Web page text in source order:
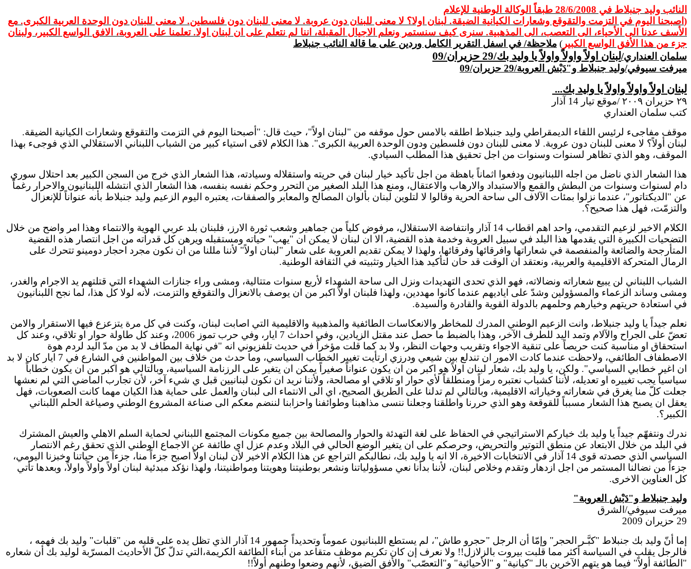
النائب وليد جنبلاط في 28/6/2008 طبقاً الوكالة الوطنية للإعلام
( اصبحنا اليوم في التزمت والتقوقع وشعارات الكيانية الضيقة. لبنان اولا؟ لا معنى للبنان دون عروبة. لا معنى للبنان دون فلسطين. لا معنى للبنان دون الوحدة العربية الكبرى. مع
الأسف عدنا الى الأحياء، الى التعصب، الى المذهبية. سنرى كيف سنستمر ونعلم الاجيال المقبلة، اننا لم نتعلم على ان لبنان اولا. تعلمنا على العروبة، الافق الواسع الكبير، ولبنان
جزء من هذا الأفق الواسع الكبير ) ملاحظة/ في اسفل التقرير الكامل وردين على ما قالة النائب جنبلاط
سلمان العنداري/لبنان اولاً واولاً واولاًيا وليد بك/29 حزيران/09
ميرفت سيوفي/وليد جنبلاط و"دَبْش العروبة/29 حزيران/09
لبنان اولاً واولاً واولاًيا وليد بك...
٢٩ حزيران ٢٠٠٩ /موقع تيار 14 آذار
كتب سلمان
العنداري
موقف مفاجىء لرئيس اللقاء الديمقراطي وليد جنبلاط اطلقه بالامس حول موقفه من "لبنان اولاً"، حيث قال: "أصبحنا اليوم في التزمت والتقوقع وشعارات الكيانية الضيقة.
لبنان أولاً؟ لا معنى للبنان دون عروبة. لا معنى للبنان دون فلسطين ودون الوحدة العربية الكبرى". هذا الكلام لاقى استياء كبير من الشباب اللبناني الاستقلالي الذي فوجىء بهذا
الموقف، وهو الذي تظاهر لسنوات وسنوات من اجل تحقيق هذا المطلب السيادي.
هذا الشعار الذي ناضل من اجله اللبنانيون ودفعوا
اثماناً باهظة من اجل تأكيد خيار لبنان في حريته واستقلاله وسيادته، هذا الشعار الذي خرج من السجن الكبير بعد احتلال سوري
دام لسنوات وسنوات من البطش والقمع والاستبداد والارهاب والاعتقال، ومنع هذا البلد الصغير من التحرر وحكم نفسه بنفسه، هذا الشعار الذي انتشله اللبنانيون والاحرار رغماً
عن "الديكتاتور"، عندما نزلوا بمئات الآلاف
الى ساحة الحرية وقالوا لا لتلوين لبنان بألوان المصالح والمعابر والصفقات، يعتبره اليوم الزعيم وليد جنبلاط بأنه عنواناً للإنعزال
والتزمّت، فهل هذا صحيح؟.
الكلام
الاخير لزعيم التقدمي، واحد اهم اقطاب الارز ، فلبنان بلد عربي الهوية والانتماء وهذا امر واضح من خلال
التضحيات الكبيرة التي يقدمها هذا البلد في سبيل العروبة وخدمة هذه القضية،
الا ان لبنان لا يمكن ان "يهب" حياته ومستقبله ويرهن كل قدراته من اجل انتصار هذه القضية
المتأرجحة والضائعة والمنفصمة في شعاراتها وافرقائها وفرقائها، ولهذا لا يمكن تقديم العروبة على شعار "لبنان اولاً" لأننا مللنا من ان نكون مجرد احجار دومينو تتحرك على
الرمال المتحركة
الاقليمية والعربية، ونعتقد ان الوقت قد حان لتأكيد هذا الخيار وتثبيته في الثقافة الوطنية.
الشباب اللبناني لن يبيع شعاراته ونضالاته، فهو الذي تحدى التهديدات ونزل الى ساحة الشهداء لأربع سنوات متتالية، ومشى وراء جنازات الشهداء التي قتلتهم يد الاجرام والغدر،
ومشى وساند الزعماء والمسؤولين وشدّ على اياديهم عندما كانوا مهددين، ولهذا فلبنان اولاً اكبر من ان يوصف بالانعزال والتقوقع والتزمت، لأنه لولا كل هذا، لما نجح اللبنانيون
في استعادة حريتهم وخيارهم وحلمهم بالدولة القوية والقادرة والسيدة.
نعلم جيداً يا وليد جنبلاط، وانت الزعيم الوطني المدرك للمخاطر والانعكاسات الطائفية والمذهبية والاقليمية التي اصابت لبنان، وكنت في كل مرة يتزعزع فيها الاستقرار والامن
تعضّ على الجراح والآلام وتمد اليد للطرف الآخر، وهذا بالضبط ما حصل عند مقتل الزيادين، وفي احداث ايار ، وفي حرب تموز 2006، وعند كل طاولة حوار او تلاقي، وعند كل
استحقاق او مناسبة كنت حريصاً على تنقية الاجواء وتقريب وجهات النظر، ولا بد كما قلت مؤخراً في حديث تلفزيوني انه "في نهاية المطاف لا بد من مدّ اليد لردم هوة
الاصطفاف الطائفي، ولاحظت عندما كادت
الامور ان تندلع بين شيعي ودرزي ارتأيت تغيير الخطاب السياسي، وما حدث من خلاف بين المواطنين في الشارع في 7 ايار كان لا بد
ان اغير خطابي السياسي". ولكن، يا وليد بك، شعار لبنان اولاً هو اكبر من ان يكون عنواناً صغيراً يمكن ان يتغير على الرزنامة السياسية، وبالتالي هو اكبر من ان يكون خطاباً
سياسياً يجب تغييره او تعديله، لأننا كشباب نعتبره رمزاً ومنطلقاً لأي حوار او تلاقي او مصالحة، ولأننا نريد ان نكون لبنانيين قبل ي شيء آخر، لأن تجارب الماضي التي لم نعشها
جعلت كلّ منا يغرق في شعاراته وخياراته
الاقليمية، وبالتالي لم تدلنا على الطريق الصحيح، اي الى الانتماء الى لبنان والعمل على حماية هذا الكيان مهما كانت الصعوبات، فهل
يعقل ان يصبح هذا الشعار مسبباً للقوقعة وهو الذي حررنا واطلقنا وجعلنا ننسى مذاهبنا وطوائفنا واحزابنا لننضم معكم الى صناعة المشروع الوطني وصياغة الحلم اللبناني
الكبير؟.
ندرك ونتفهّم جيداً يا وليد بك خياركم الاستراتيجي في الحفاظ على لغة التهدئة والحوار والمصالحة بين جميع مكونات المجتمع اللبناني لحماية السلم
الاهلي والعيش المشترك
في البلد من خلال الابتعاد عن منطق التوتير والتحريض، وحرصكم على ان يتغير الوضع الحالي في البلاد وعدم عزل اي طائفة عن الاجماع الوطني الذي تحقق رغم الانتصار
السياسي الذي حصدته قوى 14 آذار في الانتخابات
الاخيرة، الا انه يا وليد بك، نطالبكم التراجع عن هذا الكلام الاخير لأن لبنان اولاً اصبح جزءاً منا، جزءاً من حياتنا وخبزنا اليومي،
جزءاً من نضالنا المستمر من اجل ازدهار وتقدم وخلاص لبنان، لأننا بدأنا نعي مسؤولياتنا ونشعر بوطنيتنا وهويتنا ومواطنيتنا، ولهذا نؤكد مبدئية لبنان اولاً واولاً واولاً، وبعدها تأتي
كل العناوين
الاخرى.
وليد جنبلاط و"دَبْش العروبة"
ميرفت سيوفي/الشرق
29 حزيران 2009
إما أنّ وليد بك جنبلاط "كبَّـر الحجر" وإمّا أن الرجل "حجرو طاش"، لم يستطع اللبنانيون عموماً وتحديداً جمهور 14 آذار الذي تظل يده على قلبه من " قلبات" وليد بك فهمه ،
فالرجل يقلب في السياسة أكثر مما قلبت بيروت بالزلازل!! ولا نعرف إن كان تكريم موظف متقاعد من أبناء الطائفة الكريمة،التي تدلّ كلّ الأحاديث المسرّبة لوليد بك أن شعاره
"الطائفة أولاً" فيما هو يتهم الآخرين بالـ "كيانية" و " الأحيائية" و"التعصّب" والأفق الضيق، لأنهم وضعوا وطنهم أولاً!!